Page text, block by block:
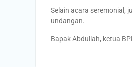
Selain acara seremonial,
undangan.
Bapak Abdullah, ketua